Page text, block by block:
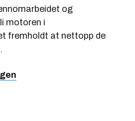
og
motoren i
fremholdt at nettopp de